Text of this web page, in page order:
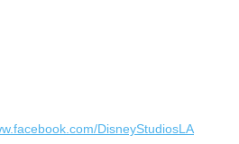
DisneyStudiosLA